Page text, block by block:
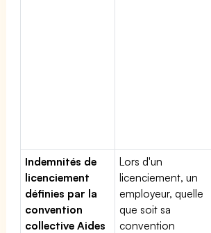
Indemnités de
licenciement
définies par la
convention
collective Aides
Lors d'un
licenciement, un
employeur, quelle
que soit sa
convention